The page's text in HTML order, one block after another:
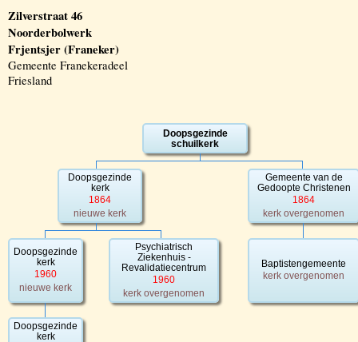
Zilverstraat 46
Noorderbolwerk
Frjentsjer (Franeker)
Gemeente Franekeradeel
Friesland
Doopsgezinde
schuilkerk
Doopsgezinde
kerk
1864
nieuwe kerk
Gemeente van de
Gedoopte Christenen
1864
kerk overgenomen
Doopsgezinde
kerk
1960
nieuwe kerk
Psychiatrisch
Ziekenhuis -
Revalidatiecentrum
1960
kerk overgenomen
Baptistengemeente
kerk overgenomen
Doopsgezinde
kerk